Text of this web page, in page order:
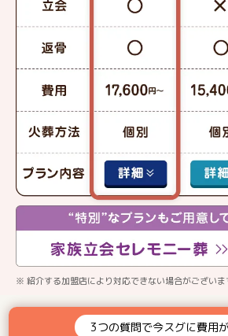
※ 紹介する加盟店により対応できない場合がございま
3つの質問で今スグに費用